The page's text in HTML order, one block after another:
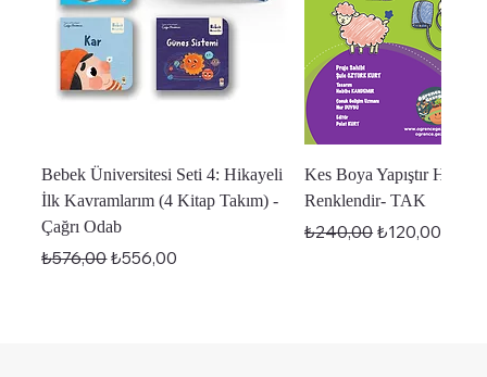
Bebek Üniversitesi Seti 4: Hikayeli
İlk Kavramlarım (4 Kitap Takım) -
Çağrı Odab
Normal Fiyat
₺576,00İndirimli Fiyat
₺556,00
Kes Boya Yapıştır
Renklendir- TAK
Normal Fiyat
₺240,00 İndirimli Fiyat
₺120,00